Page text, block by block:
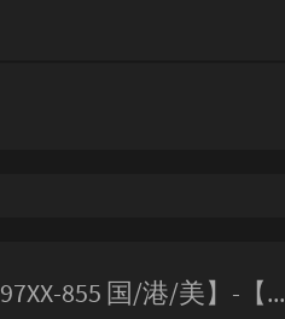
【极光ROM】-【三星NOTE10/10+/5G N97XX-855 国/港/美】-【V23.0 Android-S-VG1】